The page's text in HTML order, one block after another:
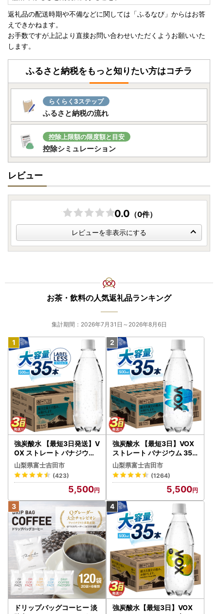
受付分より、届け先変更（転送）が発生した場合「変更届け
先までの運賃が着払い」となり、受取人様へ費用負担が生じ
ます。
お申し込みの際は、届け先のご住所にお間違いがないようご
注意ください。
贈答先へお届けの場合も「受取人様に着払いで送料ご負担」
となります。
何卒ご了承いただきますようお願い申し上げます。
合は、発送前であれば変更可能な場合もございますので、お
早めにご連絡をお願いいたします。
返礼品の配送時期や不備などに関しては「ふるなび」からはお答
えできかねます。
お手数ですが上記より直接お問い合わせいただくようお願いいた
します。
ふるさと納税をもっと知りたい方はコチラ
らくらく3ステップ
ふるさと納税の流れ
控除上限額の限度額と目安
控除シミュレーション
レビュー
0.0 （0件）
レビューを非表示にする
お茶・飲料の人気返礼品ランキング
集計期間：2026年7月31日～2026年8月6日
強炭酸水 【最短3日発送】V
OX ストレート バナジウム
強炭酸水 35本 500ml ラベ
ルレス【富士吉田市限定カ
ートン】 炭酸
山梨県富士吉田市
(423)
5,500
強炭酸水 【最短3日】VOX
ストレート バナジウム 35
本 500ml 【富士吉田市限
定カートン】炭酸
山梨県富士吉田市
(1264)
5,500
ドリップバッグコーヒー 淡
強炭酸水【最短3日】VOX